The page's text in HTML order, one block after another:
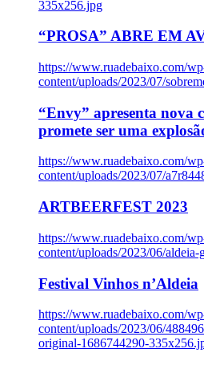
335x256.jpg
“PROSA” ABRE EM
https://www.ruadebaixo.com/
content/uploads/2023/07/
“Envy” apresenta nova
promete ser uma
https://www.ruadebaixo.com/
content/uploads/2023/07/
ARTBEERFEST 2023
https://www.ruadebaixo.com/
content/uploads/2023/06/
Festival Vinhos n’Aldeia
https://www.ruadebaixo.com/
content/uploads/2023/06/
original-1686744290-